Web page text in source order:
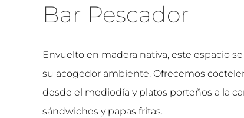
Bar Pescador
Envuelto en madera nativa, este espacio
su acogedor ambiente. Ofrecemos
desde el mediodía y platos porteños a la
sándwiches y papas fritas.